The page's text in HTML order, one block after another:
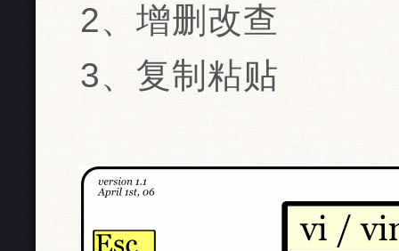
2、增删改查
3、复制粘贴